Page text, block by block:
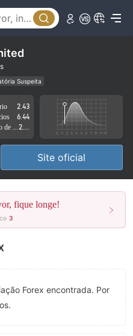
Suspeita
suspeita
Risco potencial alto
2.43
6.44
Site oficial
fique longe!
3
Forex encontrada. Por